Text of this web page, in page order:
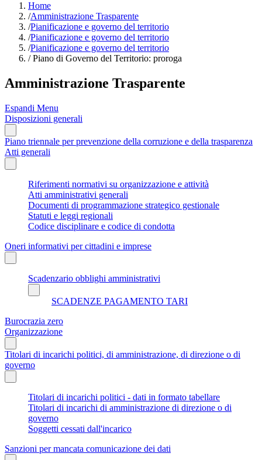
Home
/Amministrazione Trasparente
/Pianificazione e governo del territorio
/Pianificazione e governo del territorio
/Pianificazione e governo del territorio
/Piano di Governo del Territorio: proroga
Amministrazione Trasparente
Espandi Menu
Disposizioni generali
Piano triennale per prevenzione della corruzione e della trasparenza
Atti generali
Riferimenti normativi su organizzazione e attività
Atti amministrativi generali
Documenti di programmazione strategico gestionale
Statuti e leggi regionali
Codice disciplinare e codice di condotta
Oneri informativi per cittadini e imprese
Scadenzario obblighi amministrativi
SCADENZE PAGAMENTO TARI
Burocrazia zero
Organizzazione
Titolari di incarichi politici, di amministrazione, di direzione o di
governo
Titolari di incarichi politici - dati in formato tabellare
Titolari di incarichi di amministrazione di direzione o di
governo
Soggetti cessati dall'incarico
Sanzioni per mancata comunicazione dei dati